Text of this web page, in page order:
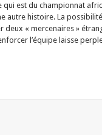
qui est du championnat
autre histoire. La
deux « mercenaires »
l’équipe laisse